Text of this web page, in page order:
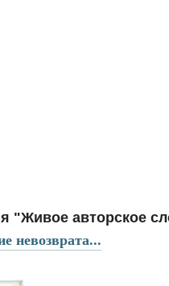
"Живое авторское
невозврата...